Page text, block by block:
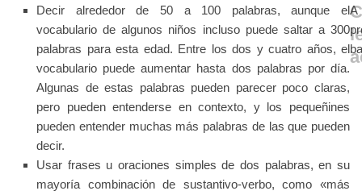
Decir alrededor de 50 a 100 palabras, aunque el
vocabulario de algunos niños incluso puede saltar a 300
palabras para esta edad. Entre los dos y cuatro años, el
vocabulario puede aumentar hasta dos palabras por día.
Algunas de estas palabras pueden parecer poco claras,
pero pueden entenderse en contexto, y los pequeñines
pueden entender muchas más palabras de las que pueden
decir.
Usar frases u oraciones simples de dos palabras, en su
mayoría combinación de sustantivo-verbo, como «más